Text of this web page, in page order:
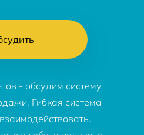
- обсудим систему
Гибкая система